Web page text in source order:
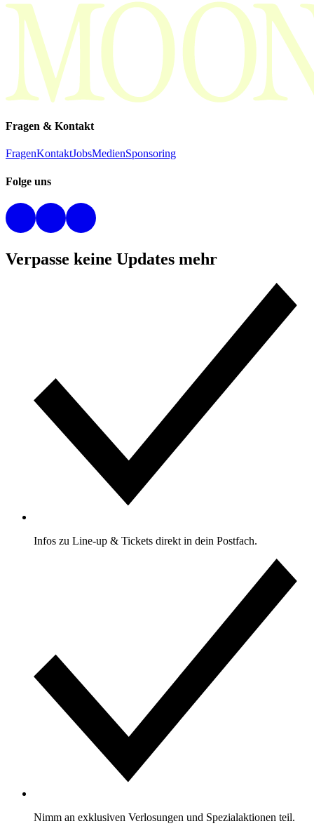
Fragen & Kontakt
FragenKontaktJobsMedienSponsoring
Folge uns
Verpasse keine Updates mehr
Infos zu Line-up & Tickets direkt in dein Postfach.
Nimm an exklusiven Verlosungen und Spezialaktionen teil.